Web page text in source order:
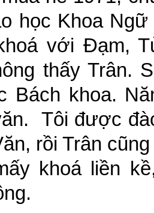
học Khoa
với Đạm,
thấy Trân.
Bách khoa.
Tôi được
rồi Trân
khoá liền